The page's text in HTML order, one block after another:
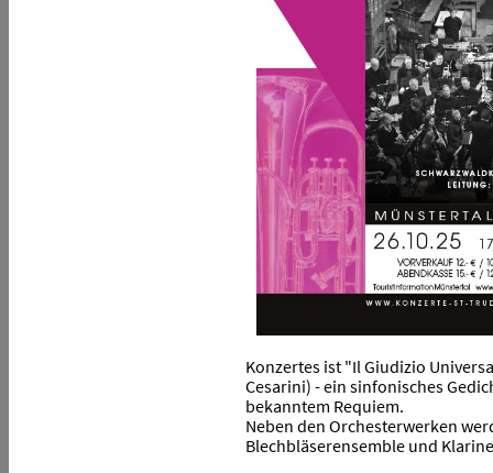
Konzertes ist "Il Giudizio
Cesarini) - ein sinfonisches
bekanntem Requiem.
Neben den Orchesterwerken
Blechbläserensemble und